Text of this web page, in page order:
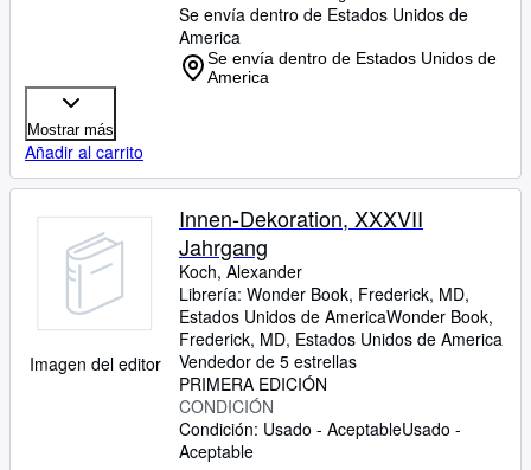
Se envía dentro de Estados Unidos de
America
Se envía dentro de Estados Unidos de
America
Mostrar más
Añadir al carrito
Imagen del editor
Innen-Dekoration, XXXVII
Jahrgang
Koch, Alexander
Librería: Wonder Book, Frederick, MD,
Estados Unidos de AmericaWonder Book,
Frederick, MD, Estados Unidos de America
Vendedor de 5 estrellas
PRIMERA EDICIÓN
CONDICIÓN
Condición: Usado - AceptableUsado -
Aceptable